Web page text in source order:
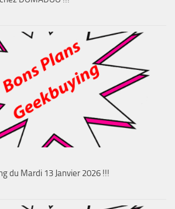
du Mardi 13 Janvier 2026 !!!